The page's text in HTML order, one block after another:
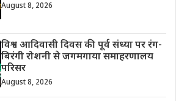
August 8, 2026
विश्व आदिवासी दिवस की पूर्व संध्या पर रंग-
बिरंगी रोशनी से जगमगाया समाहरणालय
परिसर
August 8, 2026